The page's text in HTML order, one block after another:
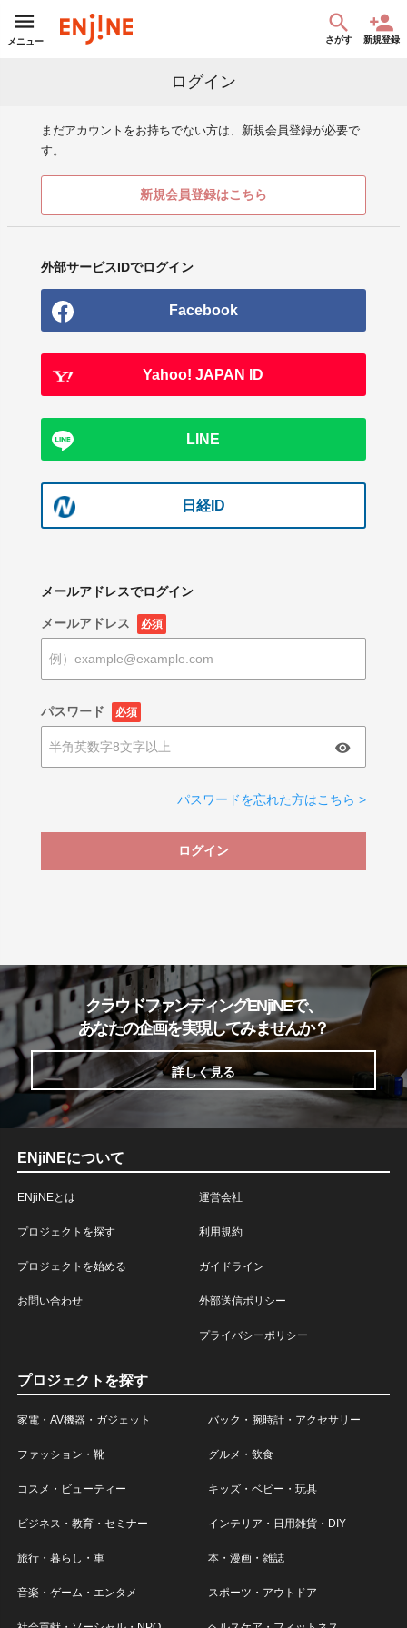
メニュー さがす 新規登録
ログイン
まだアカウントをお持ちでない方は、新規会員登録が必要で
す。
新規会員登録はこちら
外部サービスIDでログイン
Facebook
Yahoo! JAPAN ID
LINE
日経ID
メールアドレスでログイン
メールアドレス 必須
パスワード 必須
パスワードを忘れた方はこちら >
ログイン
クラウドファンディングENjiNEで、
あなたの企画を実現してみませんか？
詳しく見る
ENjiNEについて
ENjiNEとは
プロジェクトを探す
プロジェクトを始める
お問い合わせ
運営会社
利用規約
ガイドライン
外部送信ポリシー
プライバシーポリシー
プロジェクトを探す
家電・AV機器・ガジェット バック・腕時計・アクセサリー
ファッション・靴 グルメ・飲食
コスメ・ビューティー キッズ・ベビー・玩具
ビジネス・教育・セミナー インテリア・日用雑貨・DIY
旅行・暮らし・車 本・漫画・雑誌
音楽・ゲーム・エンタメ スポーツ・アウトドア